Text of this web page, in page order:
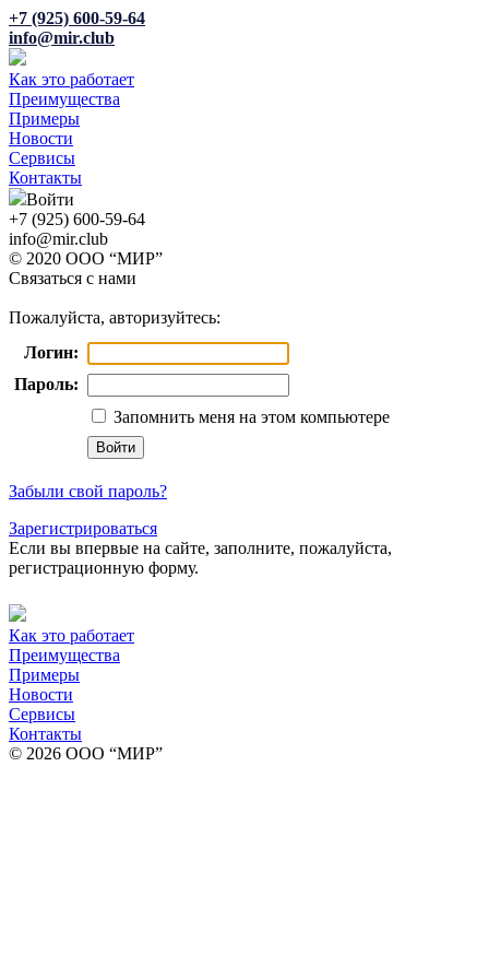
+7 (925) 600-59-64
info@mir.club
Как это работает
Преимущества
Примеры
Новости
Сервисы
Контакты
Войти
+7 (925) 600-59-64
info@mir.club
© 2020 ООО “МИР”
Связаться с нами
Пожалуйста, авторизуйтесь:
Логин:
Пароль:
Запомнить меня на этом компьютере
Забыли свой пароль?
Зарегистрироваться
Если вы впервые на сайте, заполните, пожалуйста,
регистрационную форму.
Как это работает
Преимущества
Примеры
Новости
Сервисы
Контакты
© 2026 ООО “МИР”